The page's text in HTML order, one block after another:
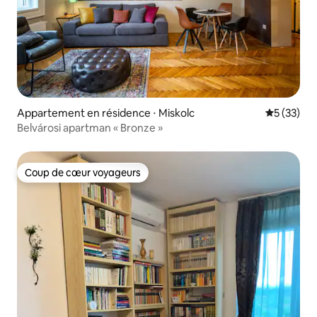
Appartement en résidence ⋅ Miskolc
5 (33)
Belvárosi apartman « Bronze »
Coup de cœur voyageurs
Coup de cœur voyageurs